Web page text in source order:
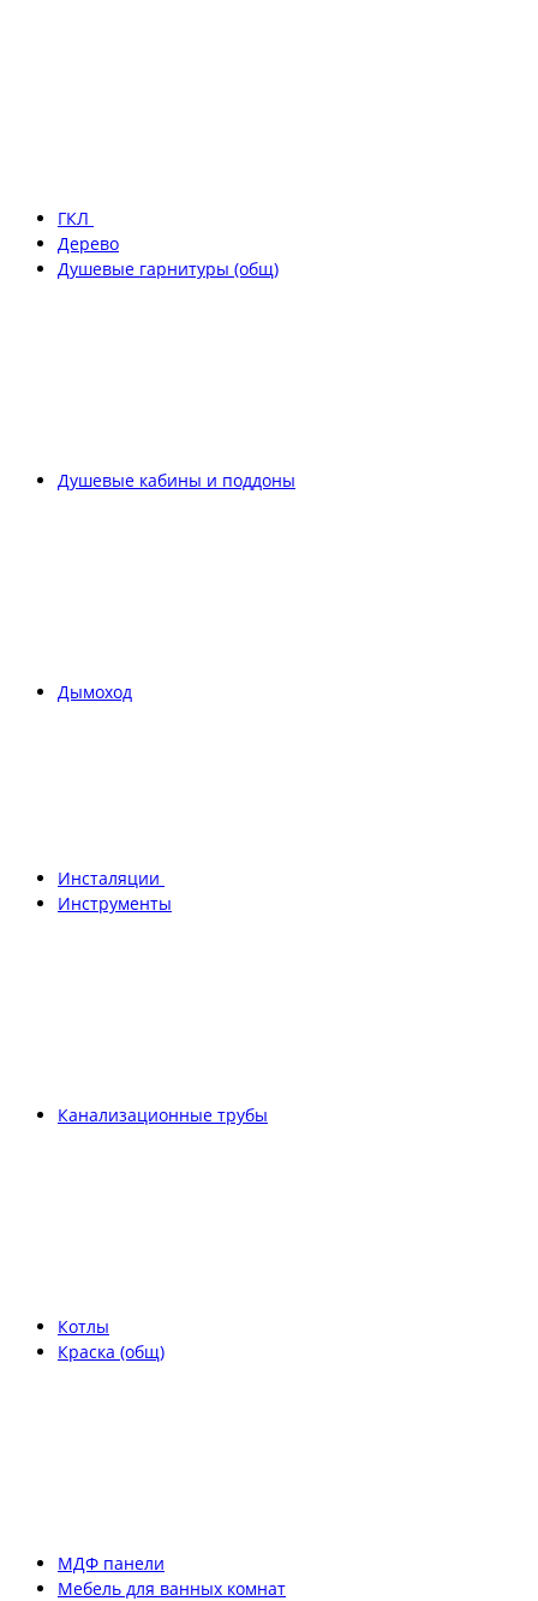
ГКЛ
Дерево
Душевые гарнитуры (общ)
Душевые кабины и поддоны
Дымоход
Инсталяции
Инструменты
Канализационные трубы
Котлы
Краска (общ)
МДФ панели
Мебель для ванных комнат